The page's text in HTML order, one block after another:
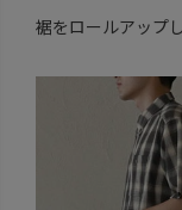
裾をロールアップ